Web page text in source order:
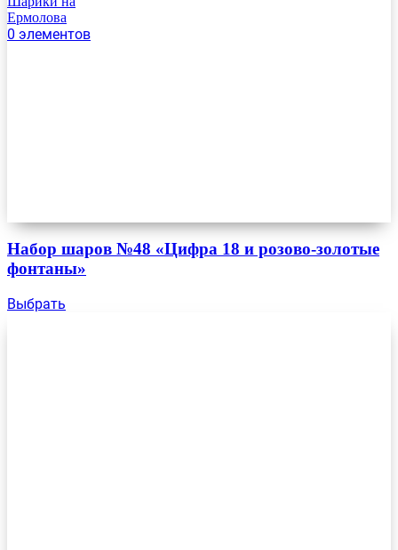
0 элементов
Набор шаров №48 «Цифра 18 и розово-золотые
фонтаны»
Выбрать